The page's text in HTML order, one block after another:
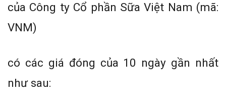
của Công ty Cổ phần Sữa Việt Nam (mã:
VNM)
có các giá đóng của 10 ngày gần nhất
như sau: